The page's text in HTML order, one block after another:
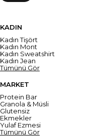
KADIN
Kadın Tişört
Kadın Mont
Kadın Sweatshirt
Kadın Jean
Tümünü Gör
MARKET
Protein Bar
Granola & Müsli
Glutensiz
Ekmekler
Yulaf Ezmesi
Tümünü Gör